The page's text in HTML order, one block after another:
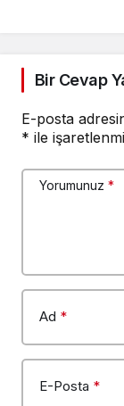
Bir Cevap
E-posta
* ile
Yorumunuz *
Ad *
E-Posta *